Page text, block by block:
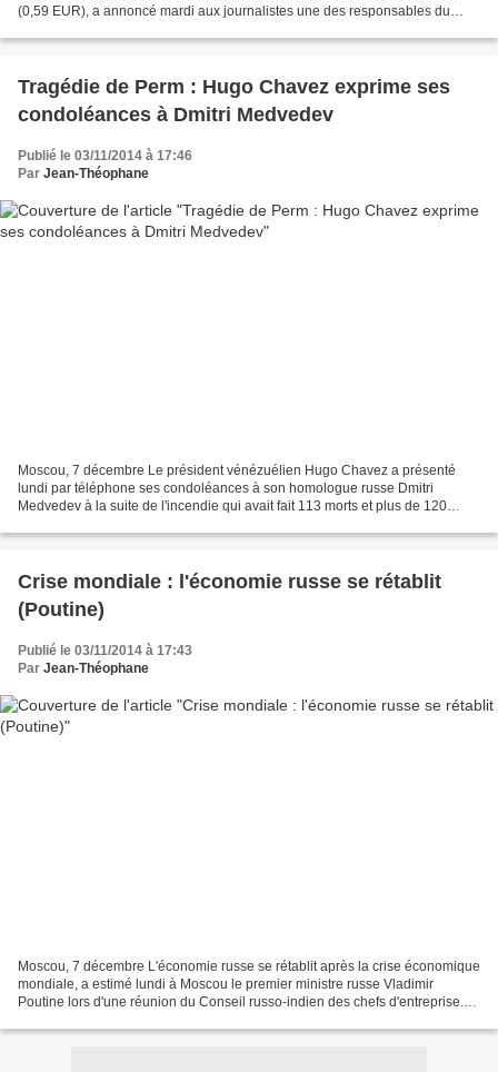
(0,59 EUR), a annoncé mardi aux journalistes une des responsables du
Tragédie de Perm : Hugo Chavez exprime ses
condoléances à Dmitri Medvedev
Publié le 03/11/2014 à 17:46
Par Jean-Théophane
Moscou, 7 décembre Le président vénézuélien Hugo Chavez a présenté
lundi par téléphone ses condoléances à son homologue russe Dmitri
Medvedev à la suite de l'incendie qui avait fait 113 morts et plus de 120
Crise mondiale : l'économie russe se rétablit
(Poutine)
Publié le 03/11/2014 à 17:43
Par Jean-Théophane
Moscou, 7 décembre L'économie russe se rétablit après la crise économique
mondiale, a estimé lundi à Moscou le premier ministre russe Vladimir
Poutine lors d'une réunion du Conseil russo-indien des chefs d'entreprise.